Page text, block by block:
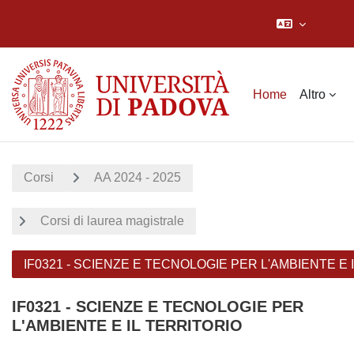
Home Altro
Corsi AA 2024 - 2025
Corsi di laurea magistrale
IF0321 - SCIENZE E TECNOLOGIE PER L'AMBIENTE E
IF0321 - SCIENZE E TECNOLOGIE PER
L'AMBIENTE E IL TERRITORIO